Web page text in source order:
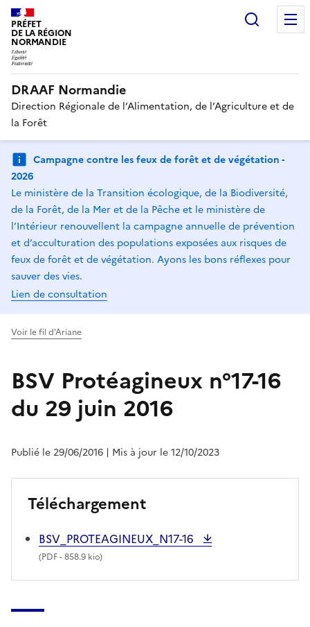
PRÉFET
DE LA RÉGION
NORMANDIE
DRAAF Normandie
Direction Régionale de l’Alimentation, de l’Agriculture et de
la Forêt
Campagne contre les feux de forêt et de végétation -
2026
Le ministère de la Transition écologique, de la Biodiversité,
de la Forêt, de la Mer et de la Pêche et le ministère de
l’Intérieur renouvellent la campagne annuelle de prévention
et d’acculturation des populations exposées aux risques de
feux de forêt et de végétation. Ayons les bons réflexes pour
sauver des vies.
Lien de consultation
Voir le fil d'Ariane
BSV Protéagineux n°17-16
du 29 juin 2016
Publié le 29/06/2016 | Mis à jour le 12/10/2023
Téléchargement
BSV_PROTEAGINEUX_N17-16
(PDF- 858.9 kio)